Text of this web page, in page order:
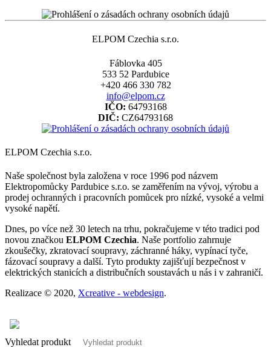
ELPOM Czechia s.r.o.
Fáblovka 405
533 52 Pardubice
+420 466 330 782
info@elpom.cz
IČO: 64793168
DIČ: CZ64793168
ELPOM Czechia s.r.o.
Naše společnost byla založena v roce 1996 pod názvem
Elektropomůcky Pardubice s.r.o. se zaměřením na vývoj, výrobu a
prodej ochranných i pracovních pomůcek pro nízké, vysoké a velmi
vysoké napětí.
Dnes, po více než 30 letech na trhu, pokračujeme v této tradici pod
novou značkou ELPOM Czechia. Naše portfolio zahrnuje
zkoušečky, zkratovací soupravy, záchranné háky, vypínací tyče,
fázovací soupravy a další. Tyto produkty zajišťují bezpečnost v
elektrických stanicích a distribučních soustavách u nás i v zahraničí.
Realizace © 2020, Xcreative - webdesign.
Vyhledat produkt